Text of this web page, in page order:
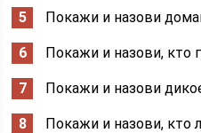
Покажи и назови
Покажи и назови, кто
Покажи и назови
Покажи и назови, кто